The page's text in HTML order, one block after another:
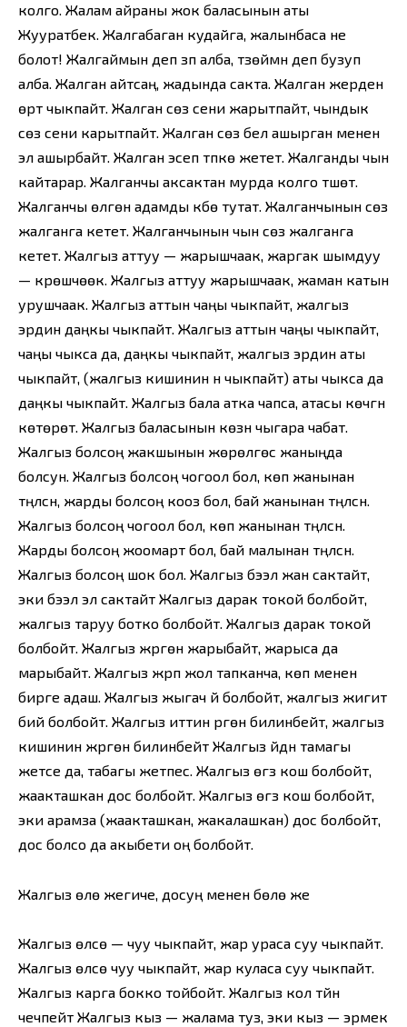
колго. Жалам айраны жок баласынын аты
Жууратбек. Жалгабаган кудайга, жалынбаса не
болот! Жалгаймын деп үзүп алба, түзөймүн деп бузуп
алба. Жалган айтсаң, жадында сакта. Жалган жерден
өрт чыкпайт. Жалган сөз сени жарытпайт, чындык
сөз сени карытпайт. Жалган сөз бел ашырган менен
эл ашырбайт. Жалган эсеп түпкө жетет. Жалганды чын
кайтарар. Жалганчы аксактан мурда колго түшөт.
Жалганчы өлгөн адамды күбө тутат. Жалганчынын сөзү
жалганга кетет. Жалганчынын чын сөзү жалганга
кетет. Жалгыз аттуу — жарышчаак, жаргак шымдуу
— күрөшчөөк. Жалгыз аттуу жарышчаак, жаман катын
урушчаак. Жалгыз аттын чаңы чыкпайт, жалгыз
эрдин даңкы чыкпайт. Жалгыз аттын чаңы чыкпайт,
чаңы чыкса да, даңкы чыкпайт, жалгыз эрдин аты
чыкпайт, (жалгыз кишинин үнү чыкпайт) аты чыкса да
даңкы чыкпайт. Жалгыз бала атка чапса, атасы көчүгүн
көтөрөт. Жалгыз баласынын көзүн чыгара чабат.
Жалгыз болсоң жакшынын жөрөлгөсү жаныңда
болсун. Жалгыз болсоң чогоол бол, көп жанынан
түңүлсүн, жарды болсоң кооз бол, бай жанынан түңүлсүн.
Жалгыз болсоң чогоол бол, көп жанынан түңүлсүн.
Жарды болсоң жоомарт бол, бай малынан түңүлсүн.
Жалгыз болсоң шок бол. Жалгыз бээлүү жан сактайт,
эки бээлүү эл сактайт Жалгыз дарак токой болбойт,
жалгыз таруу ботко болбойт. Жалгыз дарак токой
болбойт. Жалгыз жүргөн жарыбайт, жарыса да
марыбайт. Жалгыз жүрүп жол тапканча, көп менен
бирге адаш. Жалгыз жыгач үй болбойт, жалгыз жигит
бий болбойт. Жалгыз иттин үргөнү билинбейт, жалгыз
кишинин жүргөнү билинбейт Жалгыз үйдүн тамагы
жетсе да, табагы жетпес. Жалгыз өгүз кош болбойт,
жаакташкан дос болбойт. Жалгыз өгүз кош болбойт,
эки арамза (жаакташкан, жакалашкан) дос болбойт,
дос болсо да акыбети оң болбойт.
Жалгыз өлө жегиче, досуң менен бөлө же
Жалгыз өлсө — чуу чыкпайт, жар ураса суу чыкпайт.
Жалгыз өлсө чуу чыкпайт, жар куласа суу чыкпайт.
Жалгыз карга бокко тойбойт. Жалгыз кол түйүн
чечпейт Жалгыз кыз — жалама туз, эки кыз — эрмек